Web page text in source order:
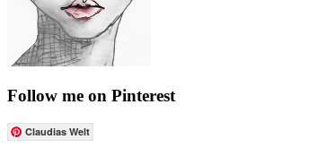
Follow me on Pinterest
Claudias Welt